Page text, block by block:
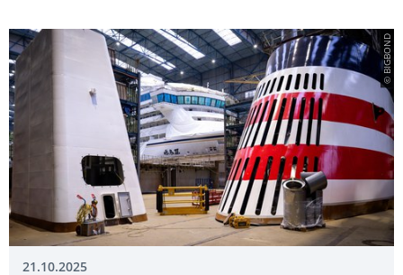
© BIGBOND
21.10.2025